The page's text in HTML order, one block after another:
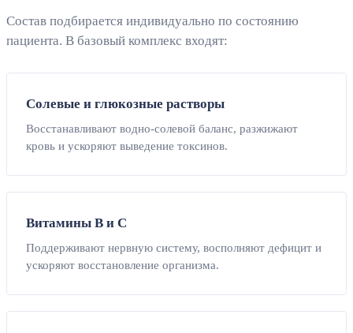
Состав подбирается индивидуально по состоянию
пациента. В базовый комплекс входят:
Солевые и глюкозные растворы
Восстанавливают водно-солевой баланс, разжижают
кровь и ускоряют выведение токсинов.
Витамины B и C
Поддерживают нервную систему, восполняют дефицит и
ускоряют восстановление организма.